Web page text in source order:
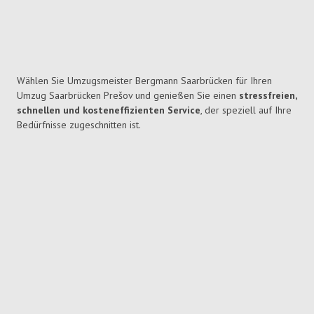
Wählen Sie Umzugsmeister Bergmann Saarbrücken für Ihren
Umzug Saarbrücken Prešov und genießen Sie einen stressfreien,
schnellen und kosteneffizienten Service, der speziell auf Ihre
Bedürfnisse zugeschnitten ist.